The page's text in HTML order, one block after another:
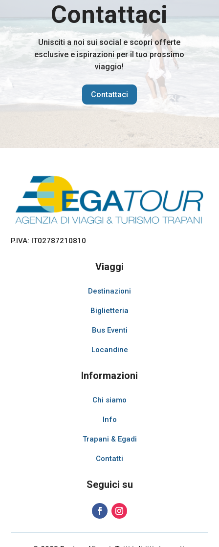
Contattaci
Unisciti a noi sui social e scopri offerte
esclusive e ispirazioni per il tuo prossimo
viaggio!
Contattaci
P.IVA: IT02787210810
Viaggi
Destinazioni
Biglietteria
Bus Eventi
Locandine
Informazioni
Chi siamo
Info
Trapani & Egadi
Contatti
Seguici su